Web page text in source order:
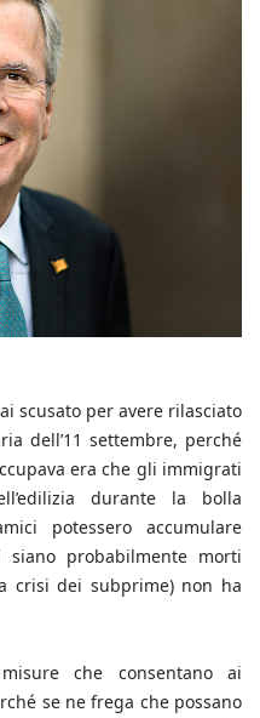
scusato per avere rilasciato
dell’11 settembre, perché
era che gli immigrati
durante la bolla
potessero accumulare
siano probabilmente morti
crisi dei subprime) non ha
che consentano ai
se ne frega che possano